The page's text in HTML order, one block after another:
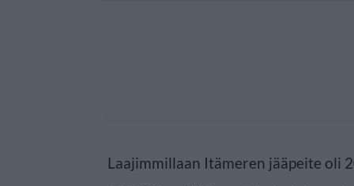
Laajimmillaan Itämeren jääpeite oli